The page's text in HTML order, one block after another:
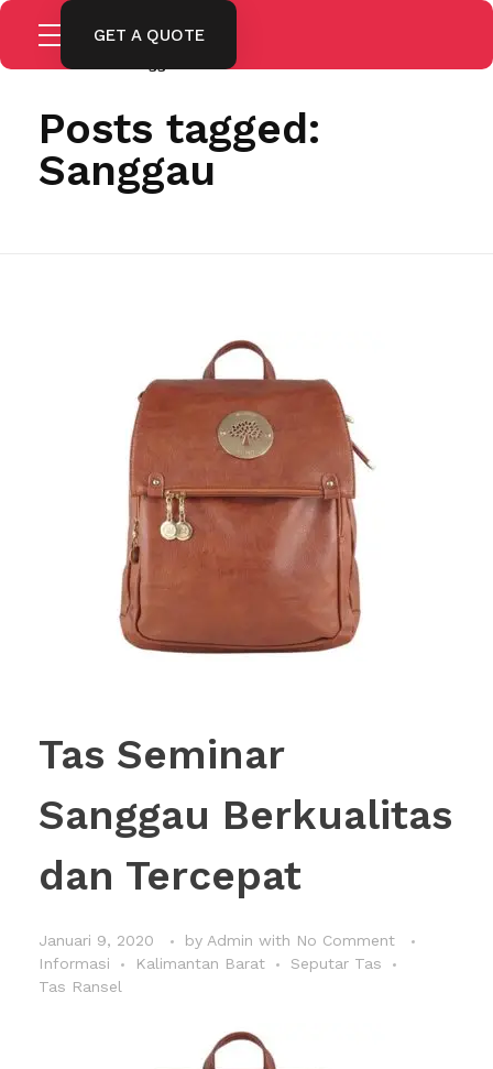
GET A QUOTE
Home
Posts tagged:
Sanggau
Tas Seminar
Sanggau Berkualitas
dan Tercepat
Januari 9, 2020 by Admin with No Comment
Informasi
Kalimantan Barat
Seputar Tas
Tas Ransel